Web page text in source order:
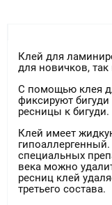
Клей для
для новичков,
С помощью клея
фиксируют
ресницы к бигуди.
Клей имеет
специальных
века можно
ресниц клей
третьего состава.